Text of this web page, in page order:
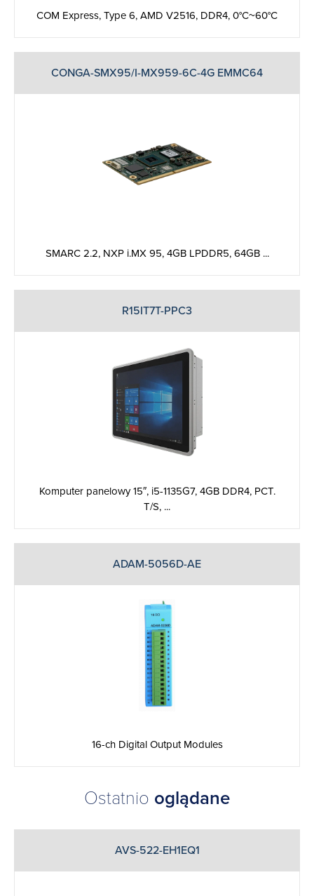
COM Express, Type 6, AMD V2516, DDR4, 0°C~60°C
CONGA-SMX95/I-MX959-6C-4G EMMC64
SMARC 2.2, NXP i.MX 95, 4GB LPDDR5, 64GB ...
R15IT7T-PPC3
Komputer panelowy 15″, i5-­1135G7, 4GB DDR4, PCT.
T/S, ...
ADAM-5056D-AE
16-ch Digital Output Modules
Ostatnio oglądane
AVS-522-EH1EQ1